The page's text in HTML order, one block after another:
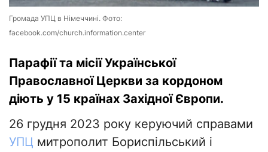
Громада УПЦ в Німеччині. Фото:
facebook.com/church.information.center
Парафії та місії Української
Православної Церкви за кордоном
діють у 15 країнах Західної Європи.
26 грудня 2023 року керуючий справами
УПЦ митрополит Бориспільський і